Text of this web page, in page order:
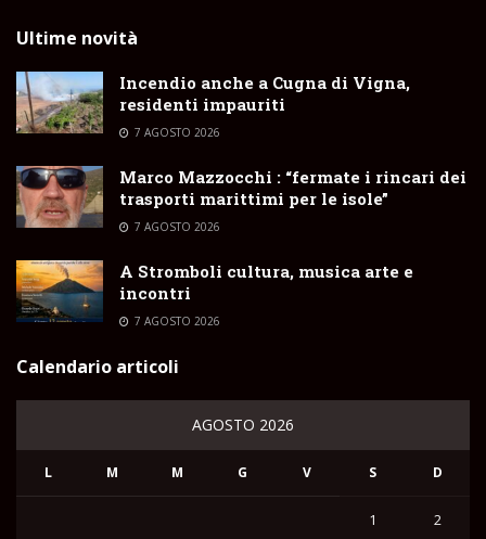
Ultime novità
Incendio anche a Cugna di Vigna,
residenti impauriti
7 AGOSTO 2026
Marco Mazzocchi : “fermate i rincari dei
trasporti marittimi per le isole”
7 AGOSTO 2026
A Stromboli cultura, musica arte e
incontri
7 AGOSTO 2026
Calendario articoli
AGOSTO 2026
L M M G V S D
1 2